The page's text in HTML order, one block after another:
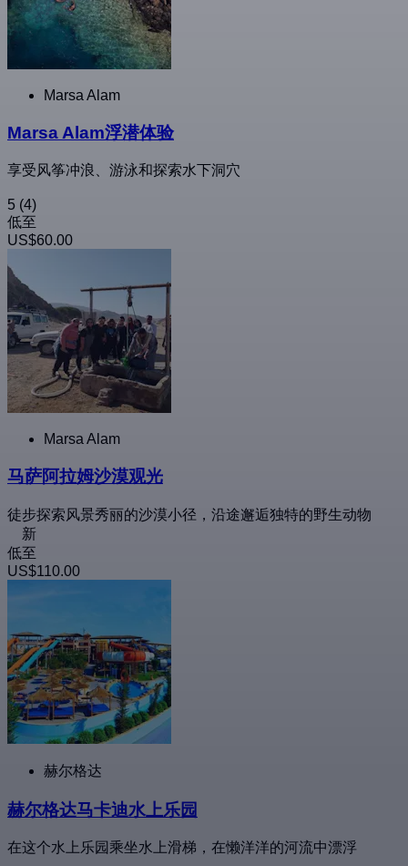
Marsa Alam
Marsa Alam浮潜体验
享受风筝冲浪、游泳和探索水下洞穴
5 (4)
低至
US$60.00
Marsa Alam
马萨阿拉姆沙漠观光
徒步探索风景秀丽的沙漠小径，沿途邂逅独特的野生动物
新
低至
US$110.00
赫尔格达
赫尔格达马卡迪水上乐园
在这个水上乐园乘坐水上滑梯，在懒洋洋的河流中漂浮